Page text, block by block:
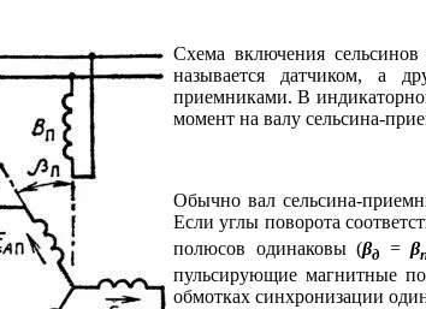
Схема включения
называется датчиком, а
приемниками. В
момент на валу сельсина-
Обычно вал сельсина-
Если углы поворота
полюсов одинаковы (βд =β
пульсирующие магнитные
обмотках синхронизации